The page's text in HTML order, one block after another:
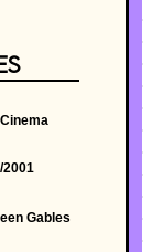
2001
Gables